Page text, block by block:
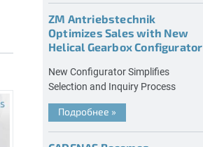
ZM Antriebstechnik
Optimizes Sales with New
Helical Gearbox Configurator
New Configurator Simplifies
Selection and Inquiry Process
Подробнее »